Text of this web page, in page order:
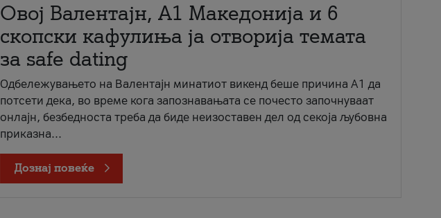
Овој Валентајн, A1 Македонија и 6
скопски кафулиња ја отворија темата
за safe dating
Одбележувањето на Валентајн минатиот викенд беше причина А1 да
потсети дека, во време кога запознавањата се почесто започнуваат
онлајн, безбедноста треба да биде неизоставен дел од секоја љубовна
приказна...
Дознај повеќе